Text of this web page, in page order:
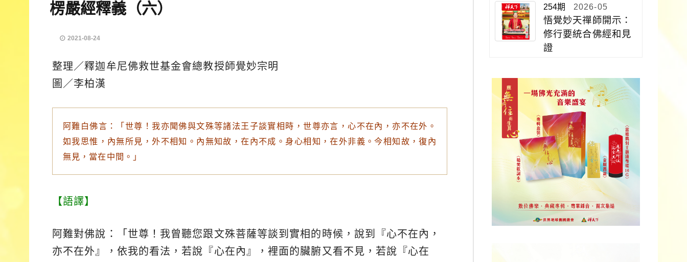
楞嚴經釋義（六）
2021-08-24
整理／釋迦牟尼佛救世基金會總教授師覺妙宗明
圖／李柏漢
阿難白佛言：「世尊！我亦聞佛與文殊等諸法王子談實相時，世尊亦言，心不在內，亦不在外。
如我思惟，內無所見，外不相知。內無知故，在內不成。身心相知，在外非義。今相知故，復內
無見，當在中間。」
【語譯】
阿難對佛說：「世尊！我曾聽您跟文殊菩薩等談到實相的時候，說到『心不在內，
亦不在外』，依我的看法，若說『心在內』，裡面的臟腑又看不見，若說『心在
254期 2026-05
悟覺妙天禪師開示：
修行要統合佛經和見
證